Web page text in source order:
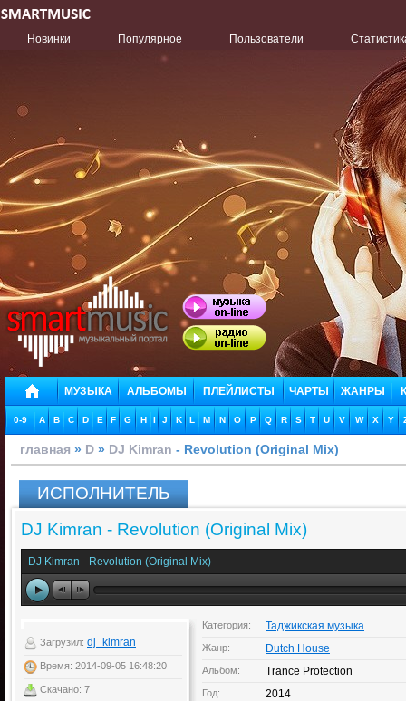
Новинки Популярное Пользователи
МУЗЫКА АЛЬБОМЫ ПЛЕЙЛИСТЫ ЧАРТЫ ЖАНРЫ
0-9 A B C D E F G H I J K L M N O P Q R S T U V W X Y
главная » D » DJ Kimran - Revolution (Original Mix)
ИСПОЛНИТЕЛЬ
DJ Kimran - Revolution (Original Mix)
DJ Kimran - Revolution (Original Mix)
Загрузил: dj_kimran
Время: 2014-09-05 16:48:20
Скачано: 7
Категория: Таджикская музыка
Жанр: Dutch House
Альбом: Trance Protection
Год: 2014